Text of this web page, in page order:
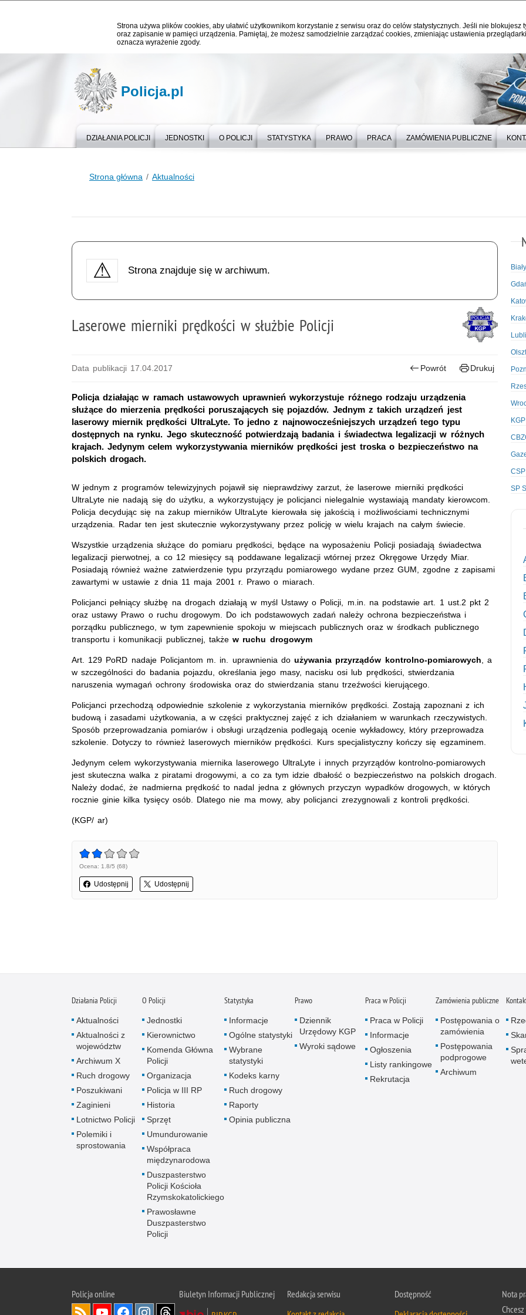
Strona używa plików cookies, aby ułatwić użytkownikom korzystanie z serwisu oraz do celów statystycznych. Jeśli nie blokujesz
oraz zapisanie w pamięci urządzenia. Pamiętaj, że możesz samodzielnie zarządzać cookies, zmieniając ustawienia
oznacza wyrażenie zgody.
Policja.pl
DZIAŁANIA POLICJI JEDNOSTKI O POLICJI STATYSTYKA PRAWO PRACA ZAMÓWIENIA PUBLICZNE
Strona główna Aktualności
Strona znajduje się w archiwum.
Laserowe mierniki prędkości w służbie Policji
Data publikacji 17.04.2017 Powrót Drukuj
Policja działając w ramach ustawowych uprawnień wykorzystuje różnego rodzaju urządzenia
służące do mierzenia prędkości poruszających się pojazdów. Jednym z takich urządzeń jest
laserowy miernik prędkości UltraLyte. To jedno z najnowocześniejszych urządzeń tego typu
dostępnych na rynku. Jego skuteczność potwierdzają badania i świadectwa legalizacji w różnych
krajach. Jedynym celem wykorzystywania mierników prędkości jest troska o bezpieczeństwo na
polskich drogach.
W jednym z programów telewizyjnych pojawił się nieprawdziwy zarzut, że laserowe mierniki prędkości
UltraLyte nie nadają się do użytku, a wykorzystujący je policjanci nielegalnie wystawiają mandaty kierowcom.
Policja decydując się na zakup mierników UltraLyte kierowała się jakością i możliwościami technicznymi
urządzenia. Radar ten jest skutecznie wykorzystywany przez policję w wielu krajach na całym świecie.
Wszystkie urządzenia służące do pomiaru prędkości, będące na wyposażeniu Policji posiadają świadectwa
legalizacji pierwotnej, a co 12 miesięcy są poddawane legalizacji wtórnej przez Okręgowe Urzędy Miar.
Posiadają również ważne zatwierdzenie typu przyrządu pomiarowego wydane przez GUM, zgodne z zapisami
zawartymi w ustawie z dnia 11 maja 2001 r. Prawo o miarach.
Policjanci pełniący służbę na drogach działają w myśl Ustawy o Policji, m.in. na podstawie art. 1 ust.2 pkt 2
oraz ustawy Prawo o ruchu drogowym. Do ich podstawowych zadań należy ochrona bezpieczeństwa i
porządku publicznego, w tym zapewnienie spokoju w miejscach publicznych oraz w środkach publicznego
transportu i komunikacji publicznej, takżew ruchu drogowym
Art. 129 PoRD nadaje Policjantom m. in. uprawnienia doużywania przyrządów kontrolno-pomiarowych , a
w szczególności do badania pojazdu, określania jego masy, nacisku osi lub prędkości, stwierdzania
naruszenia wymagań ochrony środowiska oraz do stwierdzania stanu trzeźwości kierującego.
Policjanci przechodzą odpowiednie szkolenie z wykorzystania mierników prędkości. Zostają zapoznani z ich
budową i zasadami użytkowania, a w części praktycznej zajęć z ich działaniem w warunkach rzeczywistych.
Sposób przeprowadzania pomiarów i obsługi urządzenia podlegają ocenie wykładowcy, który przeprowadza
szkolenie. Dotyczy to również laserowych mierników prędkości. Kurs specjalistyczny kończy się egzaminem.
Jedynym celem wykorzystywania miernika laserowego UltraLyte i innych przyrządów kontrolno-pomiarowych
jest skuteczna walka z piratami drogowymi, a co za tym idzie dbałość o bezpieczeństwo na polskich drogach.
Należy dodać, że nadmierna prędkość to nadal jedna z głównych przyczyn wypadków drogowych, w których
rocznie ginie kilka tysięcy osób. Dlatego nie ma mowy, aby policjanci zrezygnowali z kontroli prędkości.
(KGP/ ar)
Ocena: 1.8/5 (68)
Udostępnij Udostępnij
KGP
SP
Działania Policji
Aktualności
Aktualności z
województw
Archiwum X
Ruch drogowy
Poszukiwani
Zaginieni
Lotnictwo Policji
Polemiki i
sprostowania
O Policji
Jednostki
Kierownictwo
Komenda Główna
Policji
Organizacja
Policja w III RP
Historia
Sprzęt
Umundurowanie
Współpraca
międzynarodowa
Duszpasterstwo
Policji Kościoła
Rzymskokatolickiego
Prawosławne
Duszpasterstwo
Policji
Statystyka
Informacje
Ogólne statystyki
Wybrane
statystyki
Kodeks karny
Ruch drogowy
Raporty
Opinia publiczna
Prawo
Dziennik
Urzędowy KGP
Wyroki sądowe
Praca w Policji
Praca w Policji
Informacje
Ogłoszenia
Listy rankingowe
Rekrutacja
Zamówienia publiczne
Postępowania o
zamówienia
Postępowania
podprogowe
Archiwum
Policjaonline
Biuletyn Informacji Publicznej
Redakcja serwisu
Dostępność
Nota